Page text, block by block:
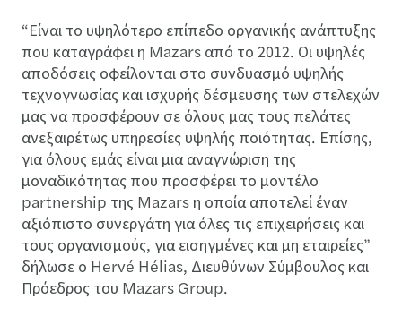
“Είναι το υψηλότερο επίπεδο οργανικής ανάπτυξης
που καταγράφει η Mazars από το 2012. Οι υψηλές
αποδόσεις οφείλονται στο συνδυασμό υψηλής
τεχνογνωσίας και ισχυρής δέσμευσης των στελεχών
μας να προσφέρουν σε όλους μας τους πελάτες
ανεξαιρέτως υπηρεσίες υψηλής ποιότητας. Επίσης,
για όλους εμάς είναι μια αναγνώριση της
μοναδικότητας που προσφέρει το μοντέλο
partnership της Mazars η οποία αποτελεί έναν
αξιόπιστο συνεργάτη για όλες τις επιχειρήσεις και
τους οργανισμούς, για εισηγμένες και μη εταιρείες”
δήλωσε ο Hervé Hélias, Διευθύνων Σύμβουλος και
Πρόεδρος του Mazars Group.